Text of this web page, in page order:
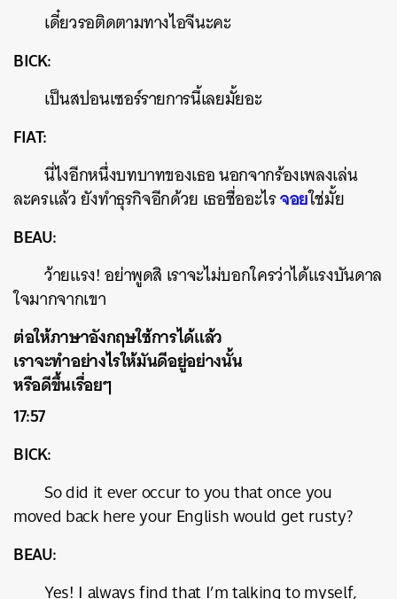
เดี๋ยวรอติดตามทางไอจีนะคะ
BICK:
เป็นสปอนเซอร์รายการนี้เลยมั้ยอะ
FIAT:
นี่ไงอีกหนึ่งบทบาทของเธอ นอกจากร้องเพลงเล่น
ละครแล้ว ยังทำธุรกิจอีกด้วย เธอชื่ออะไรจอยใช่มั้ย
BEAU:
ว้ายแรง! อย่าพูดสิ เราจะไม่บอกใครว่าได้แรงบันดาล
ใจมากจากเขา
ต่อให้ภาษาอังกฤษใช้การได้แล้ว
เราจะทำอย่างไรให้มันดีอยู่อย่างนั้น
หรือดีขึ้นเรื่อยๆ
17:57
BICK:
So did it ever occur to you that once you
moved back here your English would get rusty?
BEAU:
Yes! I always find that I’m talking to myself,